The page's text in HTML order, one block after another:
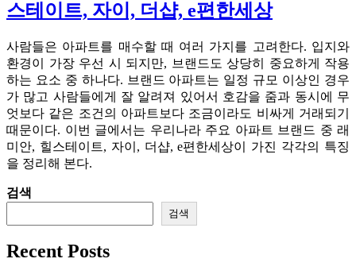
스테이트, 자이, 더샵, e편한세상
사람들은 아파트를 매수할 때 여러 가지를 고려한다. 입지와
환경이 가장 우선 시 되지만, 브랜드도 상당히 중요하게 작용
하는 요소 중 하나다. 브랜드 아파트는 일정 규모 이상인 경우
가 많고 사람들에게 잘 알려져 있어서 호감을 줌과 동시에 무
엇보다 같은 조건의 아파트보다 조금이라도 비싸게 거래되기
때문이다. 이번 글에서는 우리나라 주요 아파트 브랜드 중 래
미안, 힐스테이트, 자이, 더샵, e편한세상이 가진 각각의 특징
을 정리해 본다.
검색
검색
Recent Posts